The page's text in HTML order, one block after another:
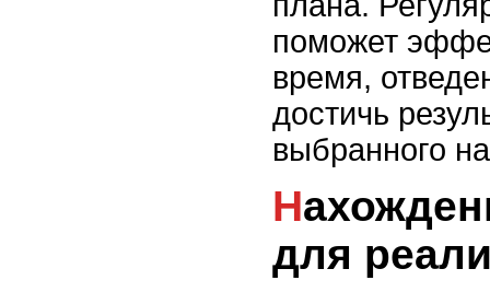
поможет
время,
достичь
выбранного
Нахождение ресурсов
для